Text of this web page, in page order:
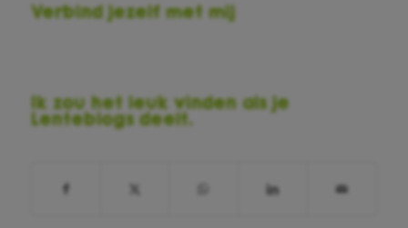
Verbind jezelf met mij
Ik zou het leuk vinden als je
Lenteblogs deelt.